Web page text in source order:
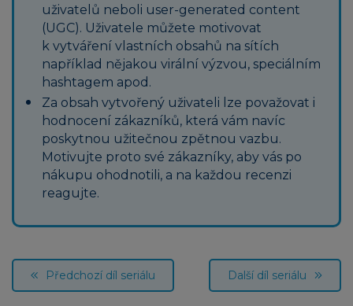
uživatelů neboli user-generated content
(UGC). Uživatele můžete motivovat
k vytváření vlastních obsahů na sítích
například nějakou virální výzvou, speciálním
hashtagem apod.
Za obsah vytvořený uživateli lze považovat i
hodnocení zákazníků, která vám navíc
poskytnou užitečnou zpětnou vazbu.
Motivujte proto své zákazníky, aby vás po
nákupu ohodnotili, a na každou recenzi
reagujte.
Předchozí díl seriálu Další díl seriálu